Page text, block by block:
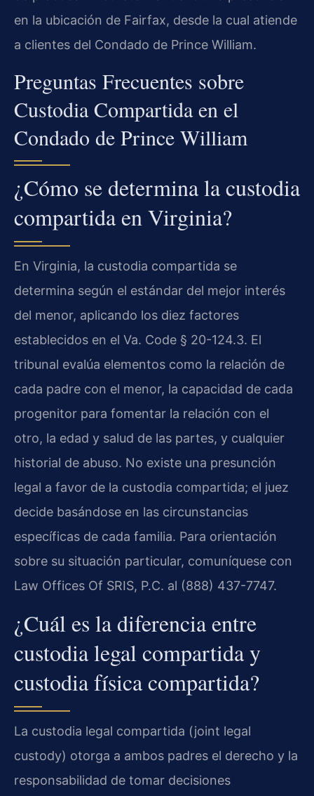
en la ubicación de Fairfax, desde la cual atiende
a clientes del Condado de Prince William.
Preguntas Frecuentes sobre
Custodia Compartida en el
Condado de Prince William
¿Cómo se determina la custodia
compartida en Virginia?
En Virginia, la custodia compartida se
determina según el estándar del mejor interés
del menor, aplicando los diez factores
establecidos en el Va. Code § 20-124.3. El
tribunal evalúa elementos como la relación de
cada padre con el menor, la capacidad de cada
progenitor para fomentar la relación con el
otro, la edad y salud de las partes, y cualquier
historial de abuso. No existe una presunción
legal a favor de la custodia compartida; el juez
decide basándose en las circunstancias
específicas de cada familia. Para orientación
sobre su situación particular, comuníquese con
Law Offices Of SRIS, P.C. al (888) 437-7747.
¿Cuál es la diferencia entre
custodia legal compartida y
custodia física compartida?
La custodia legal compartida (joint legal
custody) otorga a ambos padres el derecho y la
responsabilidad de tomar decisiones